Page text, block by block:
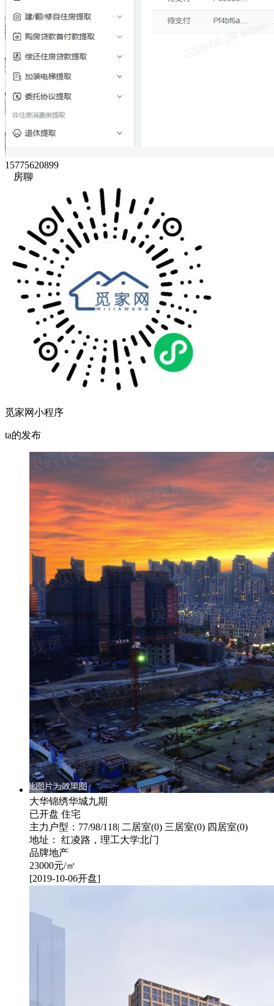
15775620899
房聊
觅家网小程序
ta的发布
大华锦绣华城九期
已开盘 住宅
主力户型：77/98/118| 二居室(0) 三居室(0) 四居室(0)
地址： 红凌路，理工大学北门
品牌地产
23000元/㎡
[2019-10-06开盘]